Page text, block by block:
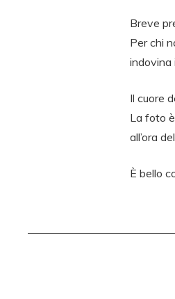
Breve
Per chi
indovina
Il cuore
La foto
all’ora
È bello